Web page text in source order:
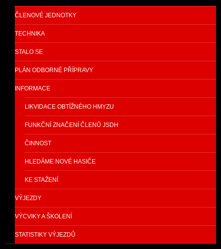
ČLENOVÉ JEDNOTKY
TECHNIKA
STALO SE
PLÁN ODBORNÉ PŘÍPRAVY
INFORMACE
LIKVIDACE OBTÍŽNÉHO HMYZU
FUNKČNÍ ZNAČENÍ ČLENŮ JSDH
ČINNOST
HLEDÁME NOVÉ HASIČE
KE STAŽENÍ
VÝJEZDY
VÝCVIKY A ŠKOLENÍ
STATISTIKY VÝJEZDŮ